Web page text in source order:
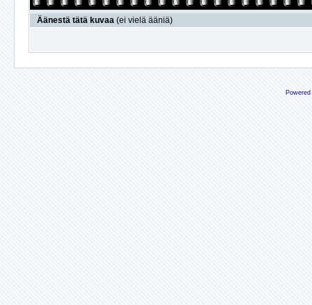
Äänestä tätä kuvaa (ei vielä ääniä)